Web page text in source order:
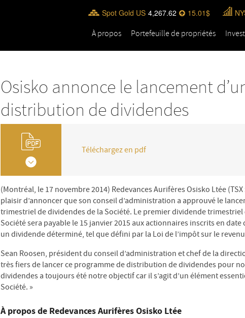
Spot Gold US 4,267.62 15.01
À propos Portefeuille de propriétés
Osisko annonce le lancement
distribution de dividendes
Téléchargez en pdf
(Montréal, le 17 novembre 2014) Redevances Aurifères Osisko Ltée (TSX
plaisir d’annoncer que son conseil d’administration a approuvé le
trimestriel de dividendes de la Société. Le premier dividende
Société sera payable le 15 janvier 2015 aux actionnaires inscrits en
un dividende déterminé, tel que défini par la Loi de l’impôt sur le
Sean Roosen, président du conseil d’administration et chef de la
très fiers de lancer ce programme de distribution de dividendes pour
dividendes a toujours été notre objectif car il s’agit d’un élément
Société. »
À propos de Redevances Aurifères Osisko Ltée